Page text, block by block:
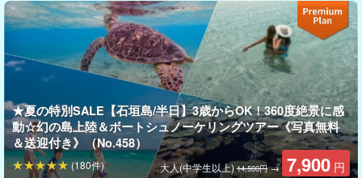
◆レンタルGoPro HERO11を1台5000円（microSDカード付き）
でご利用いただけます。
スタッフのカメラでもお撮りしていきますが、お客様自身がアク
ティビティ中に気になった魚や水中の世界、お友達同士での動画
などをたくさん撮影して頂く事が出来ます。数に限りがございま
すので、お早めにお申しつけください。
◆リフレッシュダイビング
★夏の特別SALE【石垣島/半日】3歳からOK！360度絶景に感
動☆幻の島上陸＆ボートシュノーケリングツアー《写真無料
＆送迎付き》（No.458）
大人(中学生以上) 14,500円→ 7,900 円
(180件)